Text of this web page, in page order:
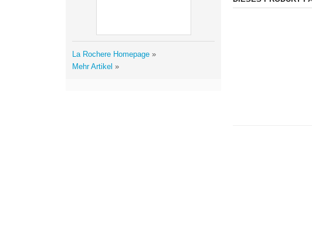
La Rochere Homepage »
Mehr Artikel »